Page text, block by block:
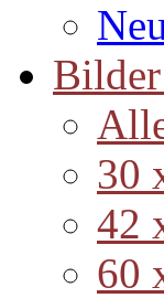
30
42
60